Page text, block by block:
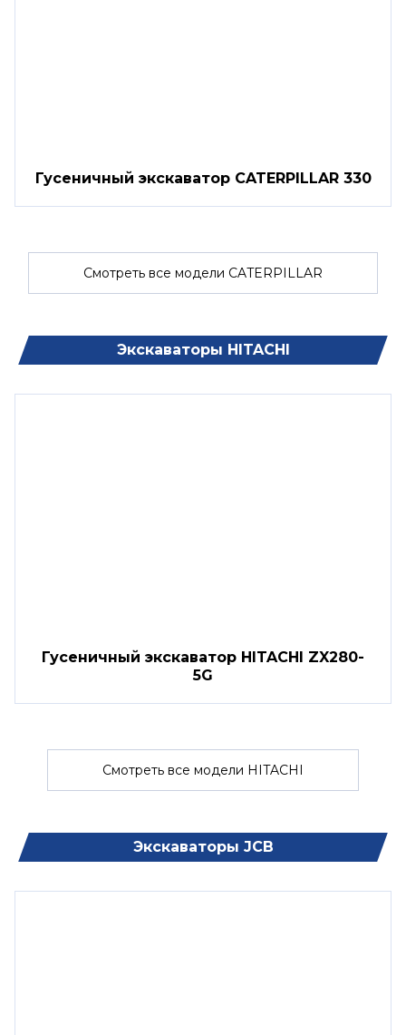
Гусеничный экскаватор CATERPILLAR 330
Смотреть все модели CATERPILLAR
Экскаваторы HITACHI
Гусеничный экскаватор HITACHI ZX280-
5G
Смотреть все модели HITACHI
Экскаваторы JCB